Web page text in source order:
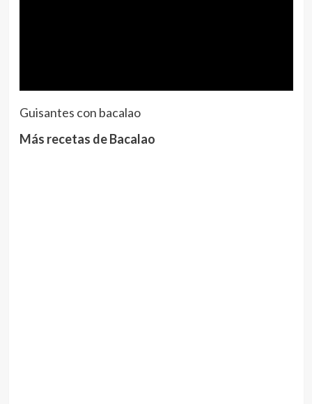
Guisantes con bacalao
Más recetas de Bacalao